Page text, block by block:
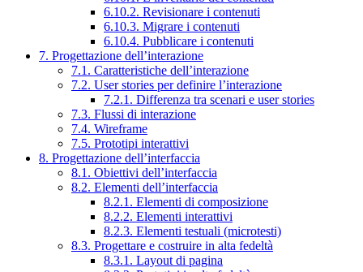
6.10.2. Revisionare i contenuti
6.10.3. Migrare i contenuti
6.10.4. Pubblicare i contenuti
7. Progettazione dell’interazione
7.1. Caratteristiche dell’interazione
7.2. User stories per definire l’interazione
7.2.1. Differenza tra scenari e user stories
7.3. Flussi di interazione
7.4. Wireframe
7.5. Prototipi interattivi
8. Progettazione dell’interfaccia
8.1. Obiettivi dell’interfaccia
8.2. Elementi dell’interfaccia
8.2.1. Elementi di composizione
8.2.2. Elementi interattivi
8.2.3. Elementi testuali (microtesti)
8.3. Progettare e costruire in alta fedeltà
8.3.1. Layout di pagina